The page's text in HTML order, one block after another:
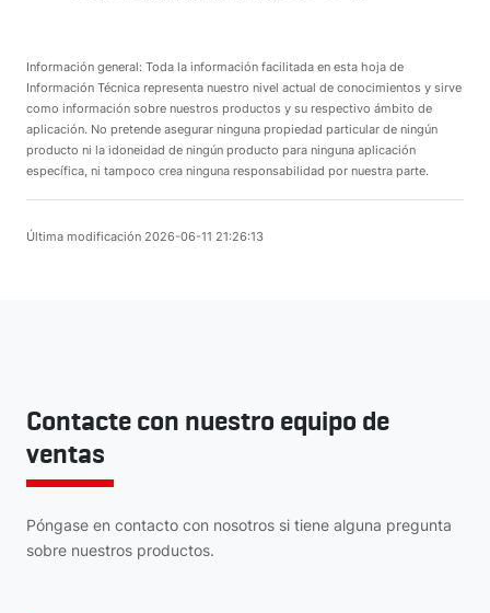
Información general: Toda la información facilitada en esta hoja de
Información Técnica representa nuestro nivel actual de conocimientos y sirve
como información sobre nuestros productos y su respectivo ámbito de
aplicación. No pretende asegurar ninguna propiedad particular de ningún
producto ni la idoneidad de ningún producto para ninguna aplicación
específica, ni tampoco crea ninguna responsabilidad por nuestra parte.
Última modificación 2026-06-11 21:26:13
Contacte con nuestro equipo de
ventas
Póngase en contacto con nosotros si tiene alguna pregunta
sobre nuestros productos.